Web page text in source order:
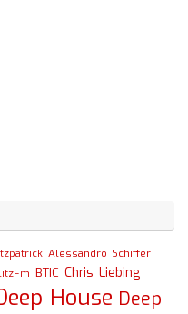
Alessandro Schiffer
BTIC Chris Liebing
House Deep